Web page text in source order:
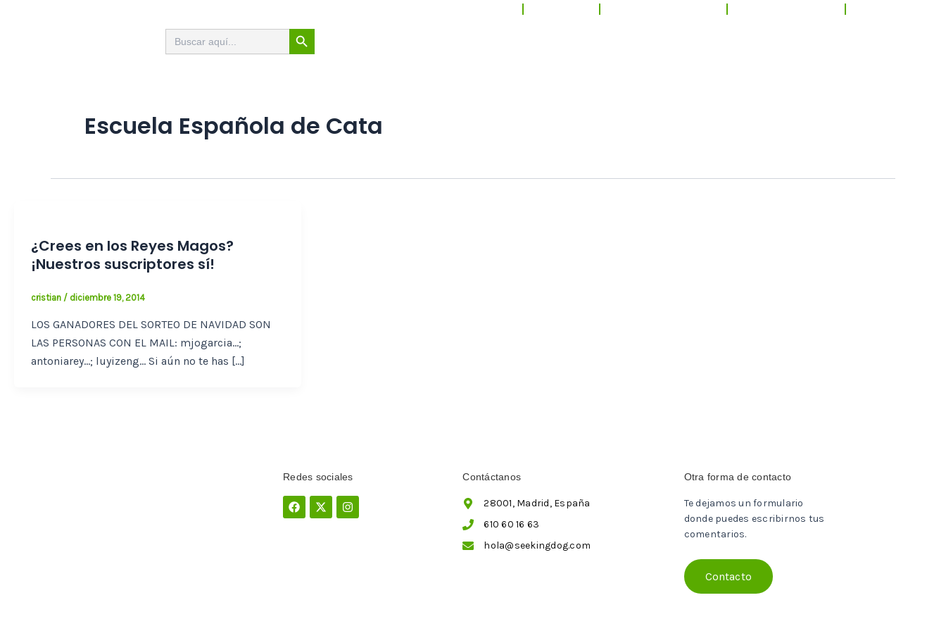
Buscar: Botón de búsqueda
Escuela Española de Cata
¿Crees en los Reyes Magos?
¡Nuestros suscriptores sí!
cristian / diciembre 19, 2014
LOS GANADORES DEL SORTEO DE NAVIDAD SON
LAS PERSONAS CON EL MAIL: mjogarcia…;
antoniarey…; luyizeng… Si aún no te has […]
Redes sociales
Facebook
X-
twitter
Instagram
Contáctanos
28001, Madrid, España
610 60 16 63
hola@seekingdog.com
Otra forma de contacto
Te dejamos un formulario
donde puedes escribirnos tus
comentarios.
Contacto